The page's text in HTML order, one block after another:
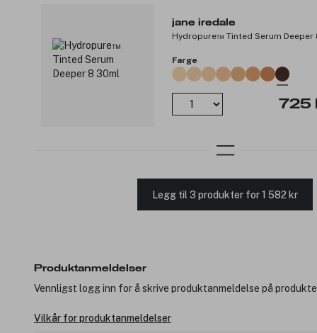
jane iredale
Hydropure™ Tinted Serum Deeper
Farge
725
Legg til 3 produkter for 1 582 kr
Produktanmeldelser
Vennligst logg inn for å skrive produktanmeldelse på
Vilkår for produktanmeldelser